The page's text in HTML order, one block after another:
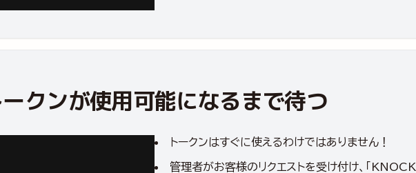
クンが使用可能になるまで待つ
トークンはすぐに使えるわけではありません！
管理者がお客様のリクエストを受け付け、「KNOCK